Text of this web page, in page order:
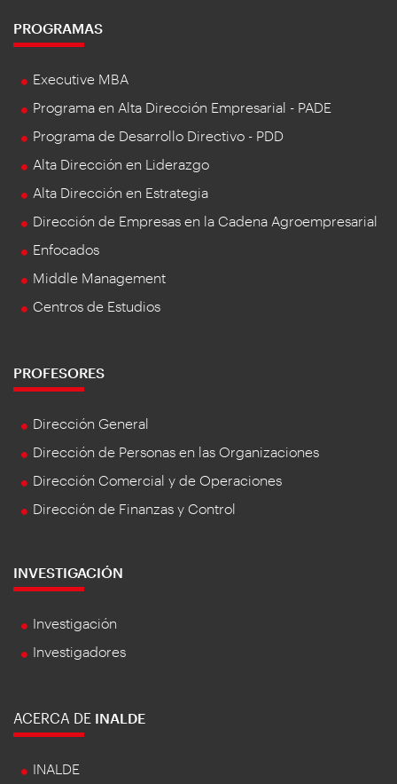
PROGRAMAS
Executive MBA
Programa en Alta Dirección Empresarial - PADE
Programa de Desarrollo Directivo - PDD
Alta Dirección en Liderazgo
Alta Dirección en Estrategia
Dirección de Empresas en la Cadena Agroempresarial
Enfocados
Middle Management
Centros de Estudios
PROFESORES
Dirección General
Dirección de Personas en las Organizaciones
Dirección Comercial y de Operaciones
Dirección de Finanzas y Control
INVESTIGACIÓN
Investigación
Investigadores
ACERCA DE INALDE
INALDE